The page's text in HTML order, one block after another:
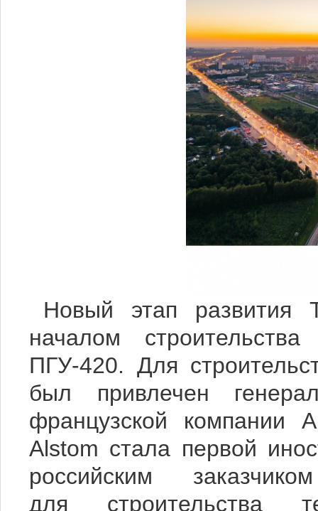
Новый этап
началом
ПГУ-420. Для
был привлечен
французской компании
Alstom стала первой
российским
для строительства